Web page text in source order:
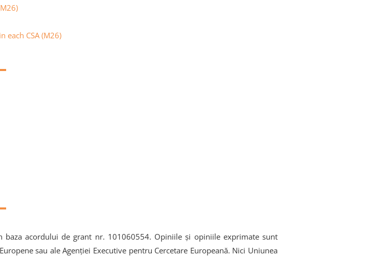
each CSA (M26)
baza acordului de grant nr. 101060554. Opiniile și opiniile exprimate sunt
sau ale Agenției Executive pentru Cercetare Europeană. Nici Uniunea